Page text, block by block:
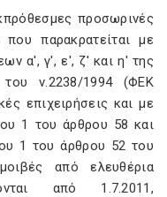
προσωρινές
παρακρατείται με
α', γ', ε', ζ' και η' της
ν.2238/1994 (ΦΕΚ
επιχειρήσεις και με
1 του άρθρου 58 και
1 του άρθρου 52 του
από ελευθέρια
από 1.7.2011,